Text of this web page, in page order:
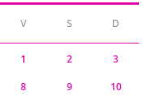
V S D
1 2 3
8 9 10